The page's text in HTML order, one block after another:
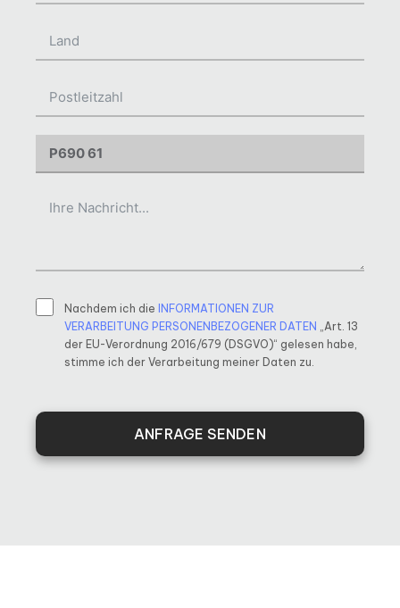
Nachdem ich die INFORMATIONEN ZUR
VERARBEITUNG PERSONENBEZOGENER DATEN
„Art. 13
der EU-Verordnung 2016/679 (DSGVO)“ gelesen habe,
stimme ich der Verarbeitung meiner Daten zu.
ANFRAGE SENDEN